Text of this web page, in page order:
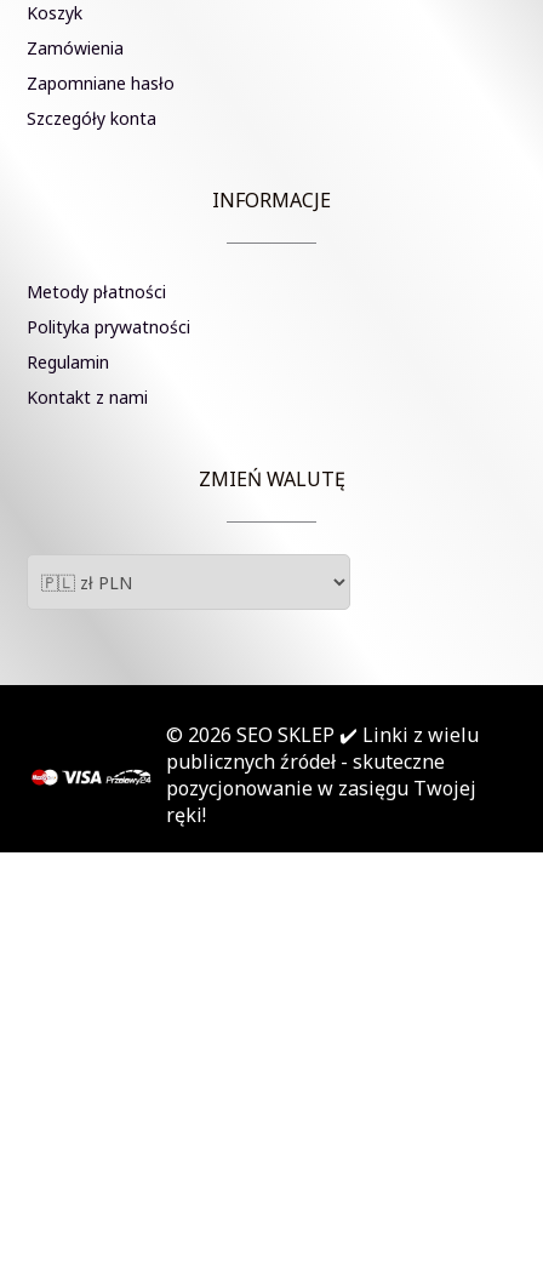
Koszyk
Zamówienia
Zapomniane hasło
Szczegóły konta
INFORMACJE
Metody płatności
Polityka prywatności
Regulamin
Kontakt z nami
ZMIEŃ WALUTĘ
© 2026SEO SKLEP ✔️ Linki z wielu
publicznych źródeł - skuteczne
pozycjonowanie w zasięgu Twojej
ręki!